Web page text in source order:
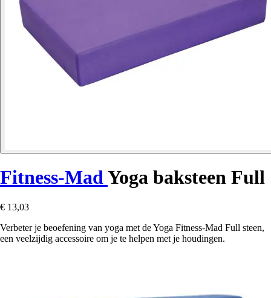
Fitness-MadYoga baksteen Full
€ 13,03
Verbeter je beoefening van yoga met de Yoga Fitness-Mad Full steen,
een veelzijdig accessoire om je te helpen met je houdingen.